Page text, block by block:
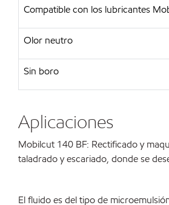
Compatible con los lubricantes
Olor neutro
Sin boro
Aplicaciones
Mobilcut 140 BF: Rectificado y
taladrado y escariado, donde se
El fluido es del tipo de